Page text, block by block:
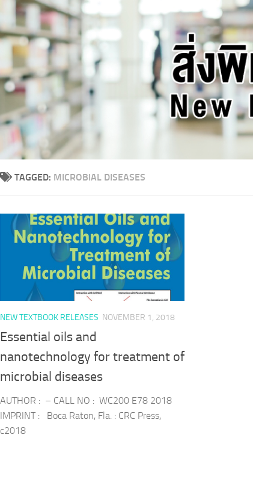
TAGGED: MICROBIAL DISEASES
NEW TEXTBOOK RELEASES NOVEMBER 1, 2018
Essential oils and
nanotechnology for treatment of
microbial diseases
AUTHOR : – CALL NO : WC200 E78 2018
IMPRINT : Boca Raton, Fla. : CRC Press,
c2018